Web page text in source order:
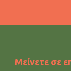
Μείνετε σε